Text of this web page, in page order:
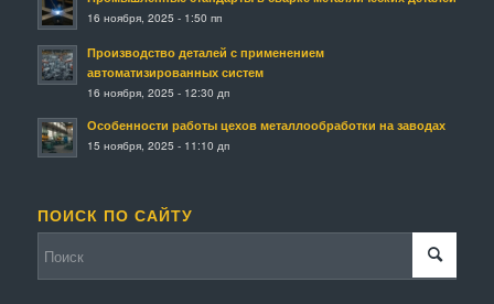
16 ноября, 2025 - 1:50 пп
Производство деталей с применением
автоматизированных систем
16 ноября, 2025 - 12:30 дп
Особенности работы цехов металлообработки на заводах
15 ноября, 2025 - 11:10 дп
ПОИСК ПО САЙТУ